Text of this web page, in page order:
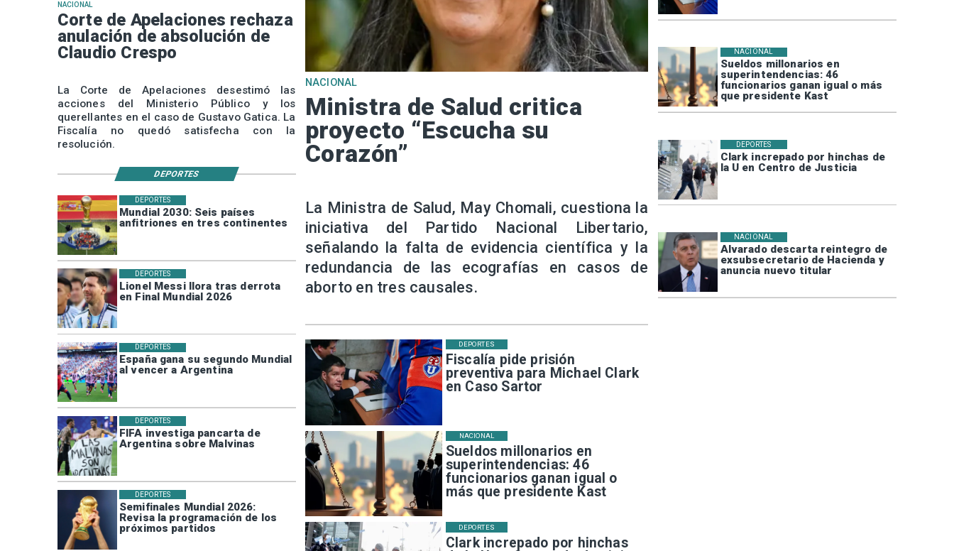
Sueldos millonarios en
superintendencias: 46
funcionarios ganan igual o más
que presidente Kast
NACIONAL
Clark increpado por hinchas de
la U en Centro de Justicia
DEPORTES
Alvarado descarta reintegro de
exsubsecretario de Hacienda y
anuncia nuevo titular
NACIONAL
Mundial 2030: Seis países
anfitriones en tres continentes
DEPORTES
Lionel Messi llora tras derrota
en Final Mundial 2026
DEPORTES
España gana su segundo Mundial
al vencer a Argentina
DEPORTES
FIFA investiga pancarta de
Argentina sobre Malvinas
DEPORTES
Semifinales Mundial 2026:
Revisa la programación de los
próximos partidos
DEPORTES
Fiscalía pide prisión
preventiva para Michael Clark
en Caso Sartor
DEPORTES
Sueldos millonarios en
superintendencias: 46
funcionarios ganan igual o
más que presidente Kast
NACIONAL
Clark increpado por hinchas
DEPORTES
NACIONAL
Corte de Apelaciones rechaza
anulación de absolución de
Claudio Crespo
La Corte de Apelaciones desestimó las
acciones del Ministerio Público y los
querellantes en el caso de Gustavo Gatica. La
Fiscalía no quedó satisfecha con la
resolución.
NACIONAL
Ministra de Salud critica
proyecto “Escucha su
Corazón”
La Ministra de Salud, May Chomali, cuestiona la
iniciativa del Partido Nacional Libertario,
señalando la falta de evidencia científica y la
redundancia de las ecografías en casos de
aborto en tres causales.
DEPORTES